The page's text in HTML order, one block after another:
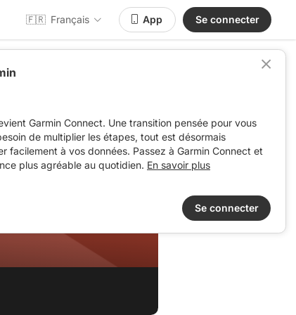
🇫🇷 Français App Se connecter
Garmin Connect. Une transition pensée pour vous
de multiplier les étapes, tout est désormais
facilement à vos données. Passez à Garmin Connect et
plus agréable au quotidien. En savoir plus
Se connecter